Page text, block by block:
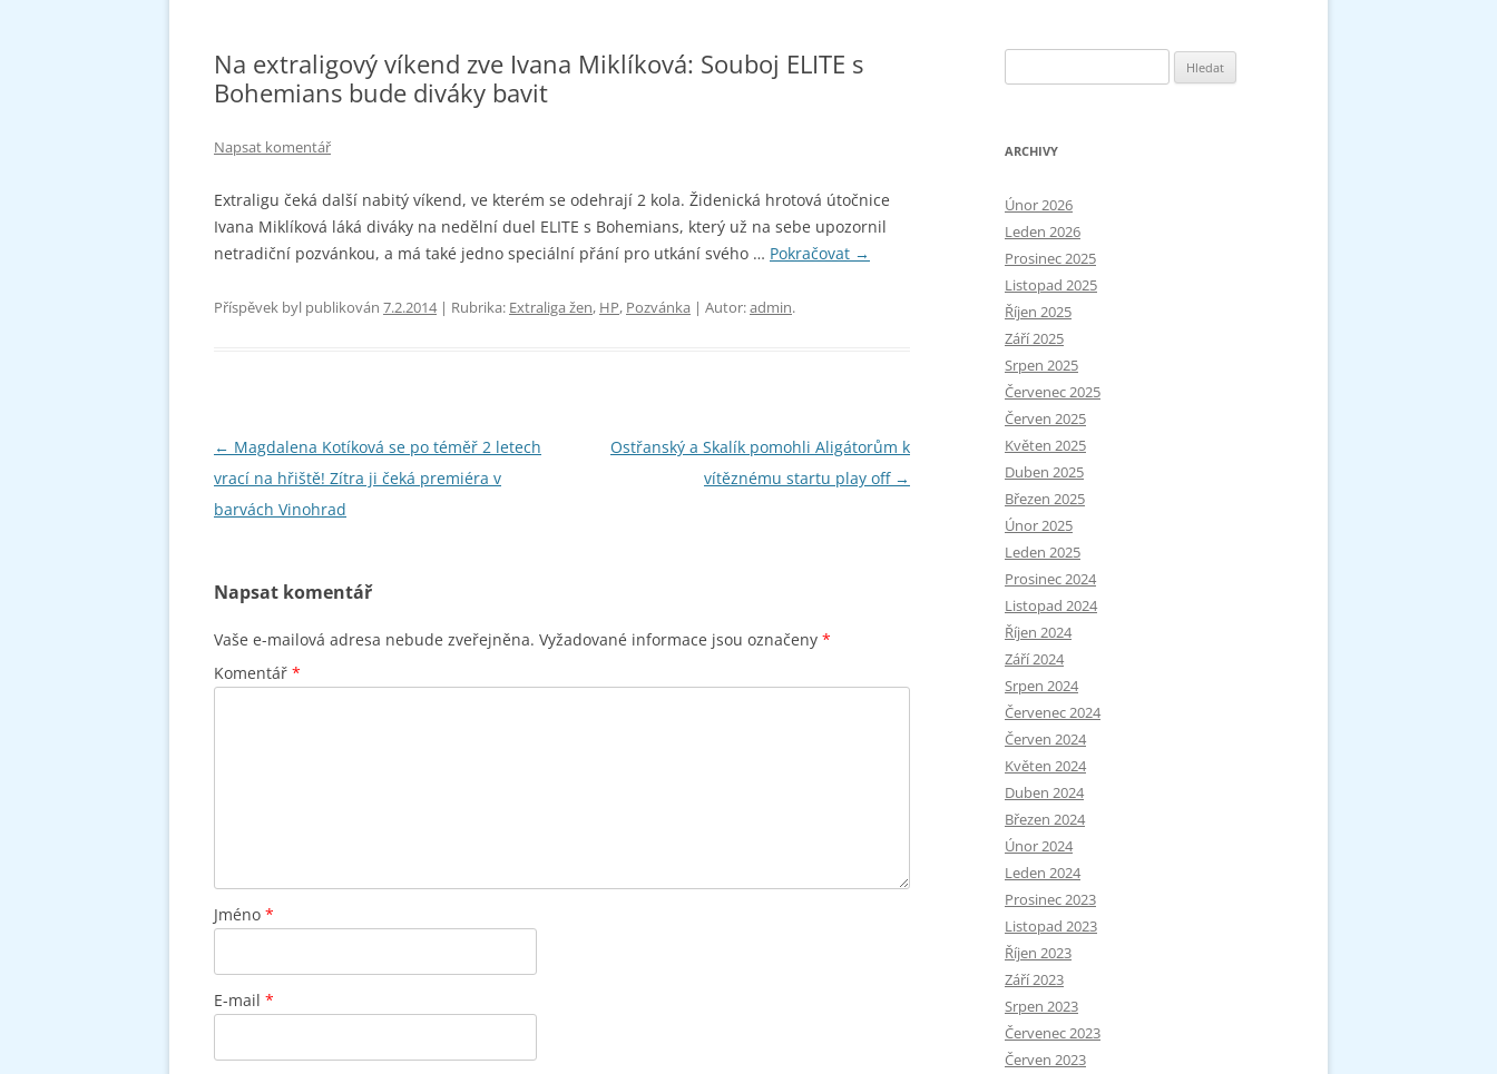
Na extraligový víkend zve Ivana Miklíková: Souboj ELITE s
Bohemians bude diváky bavit
Napsat komentář
Extraligu čeká další nabitý víkend, ve kterém se odehrají 2 kola. Židenická hrotová útočnice
Ivana Miklíková láká diváky na nedělní duel ELITE s Bohemians, který už na sebe upozornil
netradiční pozvánkou, a má také jedno speciální přání pro utkání svého … Pokračovat →
Příspěvek byl publikován 7.2.2014| Rubrika: Extraliga žen, HP, Pozvánka | Autor:admin.
Navigace
pro
příspěvky
← Magdalena Kotíková se po téměř 2 letech
vrací na hřiště! Zítra ji čeká premiéra v
barvách Vinohrad
Ostřanský a Skalík pomohli Aligátorům k
vítěznému startu play off →
Napsat komentář
Vaše e-mailová adresa nebude zveřejněna. Vyžadované informace jsou označeny *
Komentář *
Jméno *
E-mail *
ARCHIVY
Únor 2026
Leden 2026
Prosinec 2025
Listopad 2025
Říjen 2025
Září 2025
Srpen 2025
Červenec 2025
Červen 2025
Květen 2025
Duben 2025
Březen 2025
Únor 2025
Leden 2025
Prosinec 2024
Listopad 2024
Říjen 2024
Září 2024
Srpen 2024
Červenec 2024
Červen 2024
Květen 2024
Duben 2024
Březen 2024
Únor 2024
Leden 2024
Prosinec 2023
Listopad 2023
Říjen 2023
Září 2023
Srpen 2023
Červenec 2023
Červen 2023